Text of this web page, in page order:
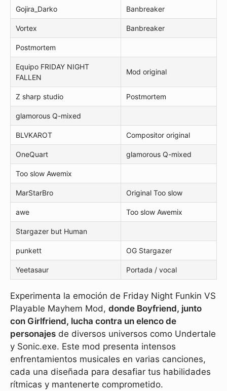
Gojira_Darko Banbreaker
Vortex Banbreaker
Postmortem
Equipo FRIDAY NIGHT
FALLEN
Mod original
Z sharp studio Postmortem
glamorous Q-mixed
BLVKAROT Compositor original
OneQuart glamorous Q-mixed
Too slow Awemix
MarStarBro Original Too slow
awe Too slow Awemix
Stargazer but Human
punkett OG Stargazer
Yeetasaur Portada / vocal
Experimenta la emoción de Friday Night Funkin VS
Playable Mayhem Mod, donde Boyfriend, junto
con Girlfriend, lucha contra un elenco de
personajes de diversos universos como Undertale
y Sonic.exe. Este mod presenta intensos
enfrentamientos musicales en varias canciones,
cada una diseñada para desafiar tus habilidades
rítmicas y mantenerte comprometido.